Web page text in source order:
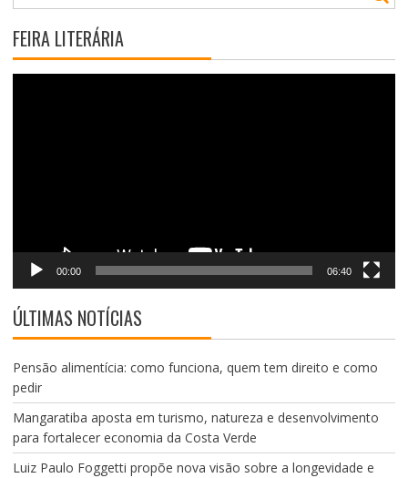
FEIRA LITERÁRIA
00:00 06:40
ÚLTIMAS NOTÍCIAS
Pensão alimentícia: como funciona, quem tem direito e como
pedir
Mangaratiba aposta em turismo, natureza e desenvolvimento
para fortalecer economia da Costa Verde
Luiz Paulo Foggetti propõe nova visão sobre a longevidade e